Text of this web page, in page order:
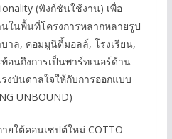
(ฟังก์ชันใช้งาน) เพื่อ
ในพื้นที่โครงการหลากหลายรูป
าล, คอมมูนิตี้มอลล์, โรงเรียน,
อนถึงการเป็นพาร์ทเนอร์ด้าน
งบันดาลใจให้กับการออกแบบ
UNBOUND)
ใต้คอนเซปต์ใหม่ COTTO